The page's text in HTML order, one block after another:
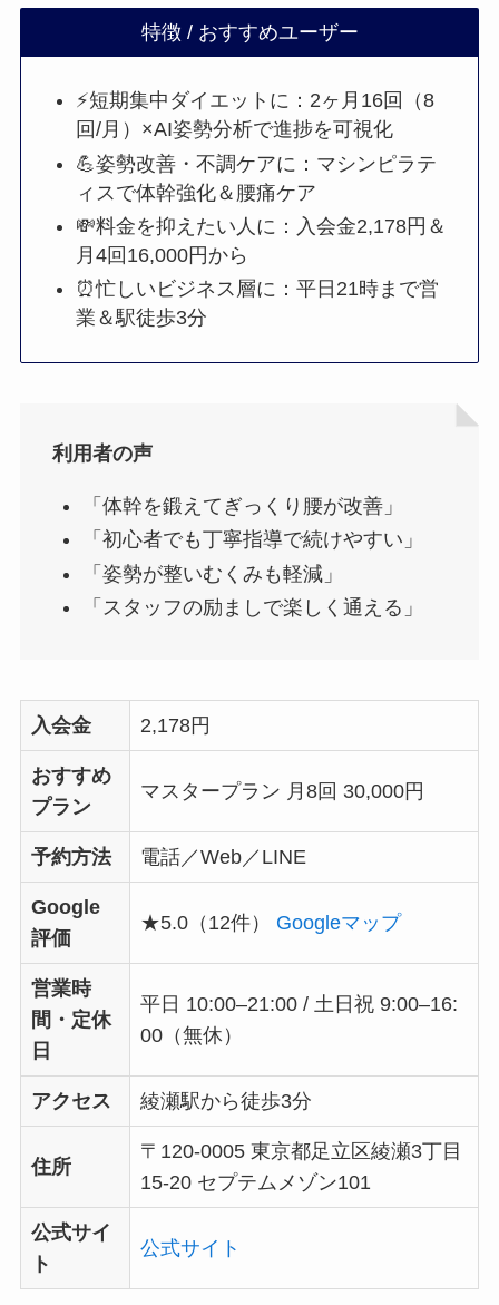
特徴 / おすすめユーザー
⚡短期集中ダイエットに：2ヶ月16回（8
回/月）×AI姿勢分析で進捗を可視化
💪姿勢改善・不調ケアに：マシンピラテ
ィスで体幹強化＆腰痛ケア
💸料金を抑えたい人に：入会金2,178円＆
月4回16,000円から
⏰忙しいビジネス層に：平日21時まで営
業＆駅徒歩3分
利用者の声
「体幹を鍛えてぎっくり腰が改善」
「初心者でも丁寧指導で続けやすい」
「姿勢が整いむくみも軽減」
「スタッフの励ましで楽しく通える」
入会金 2,178円
おすすめ
プラン
マスタープラン 月8回 30,000円
予約方法 電話／Web／LINE
Google
評価
★5.0（12件） Googleマップ
営業時
間・定休
日
平日 10:00–21:00 / 土日祝 9:00–16:
00（無休）
アクセス 綾瀬駅から徒歩3分
住所
〒120-0005 東京都足立区綾瀬3丁目
15-20 セプテムメゾン101
公式サイ
ト
公式サイト